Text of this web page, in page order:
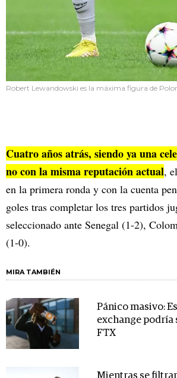
Robert Lewandowski es la máxima figura de
Cuatro años atrás, siendo ya una
no con la misma reputación actual,
en la primera ronda y con la cuenta
goles tras completar los tres partidos
seleccionado ante Senegal (1-2),
(1-0).
MIRA TAMBIÉN
Pánico masivo:
exchange podría
FTX
Mientras se